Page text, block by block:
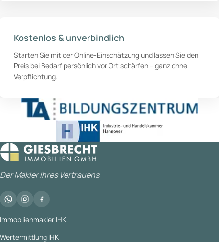
Kostenlos & unverbindlich
Starten Sie mit der Online-Einschätzung und lassen Sie den
Preis bei Bedarf persönlich vor Ort schärfen – ganz ohne
Verpflichtung.
Der Makler Ihres Vertrauens
Immobilienmakler IHK
Wertermittlung IHK